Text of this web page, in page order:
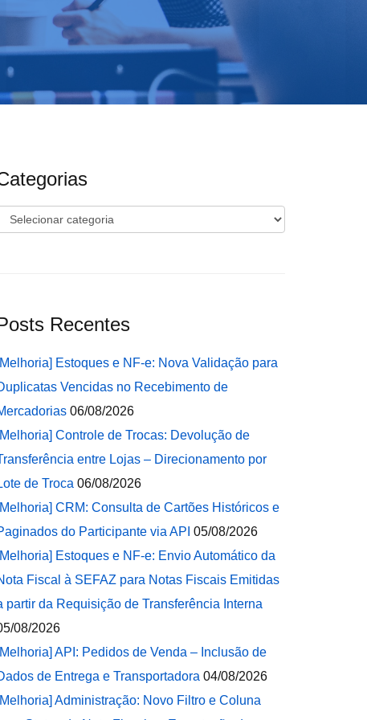
Categorias
Recentes
Estoques e NF-e: Nova Validação para
Vencidas no Recebimento de
06/08/2026
Controle de Trocas: Devolução de
entre Lojas – Direcionamento por
de Troca 06/08/2026
CRM: Consulta de Cartões Históricos e
do Participante via API 05/08/2026
Estoques e NF-e: Envio Automático da
Fiscal à SEFAZ para Notas Fiscais Emitidas
partir da Requisição de Transferência Interna
08/2026
API: Pedidos de Venda – Inclusão de
de Entrega e Transportadora 04/08/2026
Administração: Novo Filtro e Coluna